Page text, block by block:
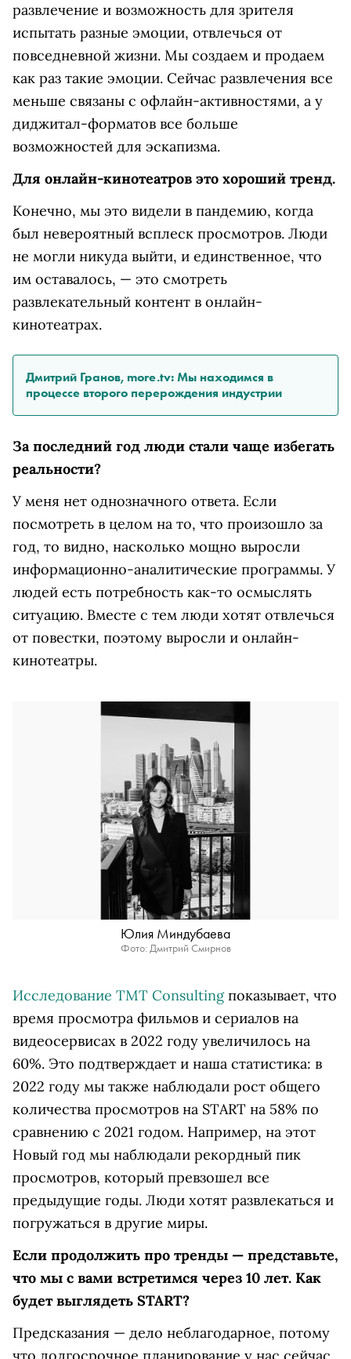
развлечение и возможность для зрителя
испытать разные эмоции, отвлечься от
повседневной жизни. Мы создаем и продаем
как раз такие эмоции. Сейчас развлечения все
меньше связаны с офлайн-активностями, а у
диджитал-форматов все больше
возможностей для эскапизма.
Для онлайн-кинотеатров это хороший тренд.
Конечно, мы это видели в пандемию, когда
был невероятный всплеск просмотров. Люди
не могли никуда выйти, и единственное, что
им оставалось, — это смотреть
развлекательный контент в онлайн-
кинотеатрах.
Дмитрий Гранов, more.tv: Мы находимся в
процессе второго перерождения индустрии
За последний год люди стали чаще избегать
реальности?
У меня нет однозначного ответа. Если
посмотреть в целом на то, что произошло за
год, то видно, насколько мощно выросли
информационно-аналитические программы. У
людей есть потребность как-то осмыслять
ситуацию. Вместе с тем люди хотят отвлечься
от повестки, поэтому выросли и онлайн-
кинотеатры.
Юлия Миндубаева
Фото: Дмитрий Смирнов
Исследование TMT Consultingпоказывает, что
время просмотра фильмов и сериалов на
видеосервисах в 2022 году увеличилось на
60%. Это подтверждает и наша статистика: в
2022 году мы также наблюдали рост общего
количества просмотров на START на 58% по
сравнению с 2021 годом. Например, на этот
Новый год мы наблюдали рекордный пик
просмотров, который превзошел все
предыдущие годы. Люди хотят развлекаться и
погружаться в другие миры.
Если продолжить про тренды — представьте,
что мы с вами встретимся через 10 лет. Как
будет выглядеть START?
Предсказания — дело неблагодарное, потому